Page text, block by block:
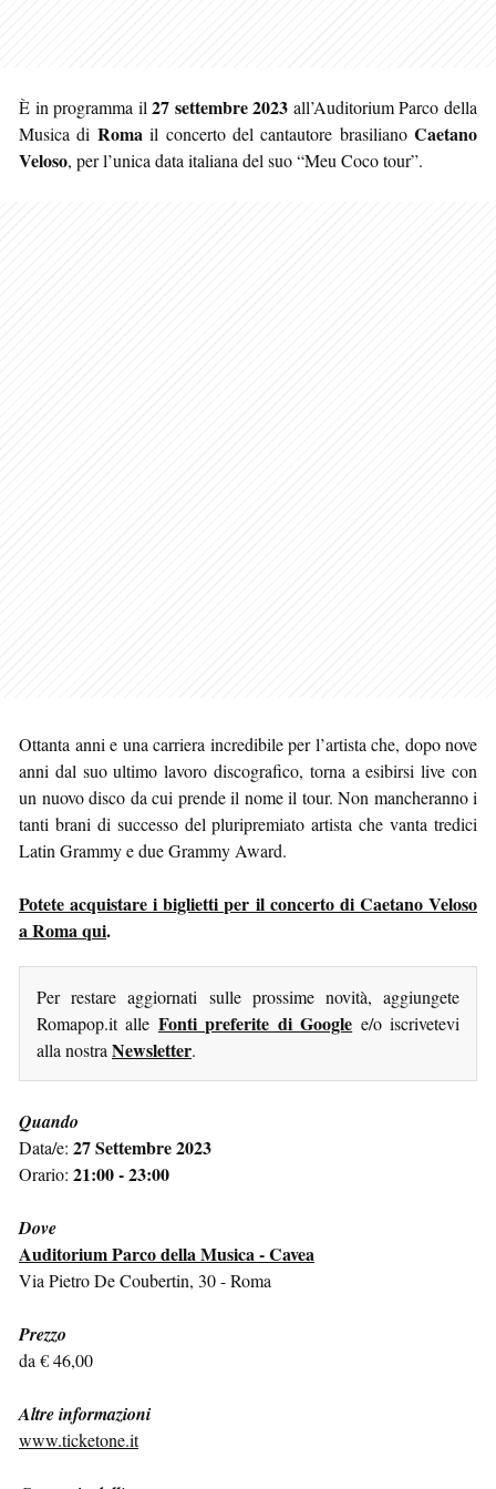
È in programma il27 settembre 2023 all’Auditorium Parco della
Musica di Roma il concerto del cantautore brasiliano Caetano
Veloso, per l’unica data italiana del suo “Meu Coco tour”.
Ottanta anni e una carriera incredibile per l’artista che, dopo nove
anni dal suo ultimo lavoro discografico, torna a esibirsi live con
un nuovo disco da cui prende il nome il tour. Non mancheranno i
tanti brani di successo del pluripremiato artista che vanta tredici
Latin Grammy e due Grammy Award.
Potete acquistare i biglietti per il concerto di Caetano Veloso
a Roma qui.
Per restare aggiornati sulle prossime novità, aggiungete
Romapop.it alle Fonti preferite di Google e/o iscrivetevi
alla nostra Newsletter.
Quando
Data/e: 27 Settembre 2023
Orario: 21:00 - 23:00
Dove
Auditorium Parco della Musica - Cavea
Via Pietro De Coubertin, 30 - Roma
Prezzo
da € 46,00
Altre informazioni
www.ticketone.it